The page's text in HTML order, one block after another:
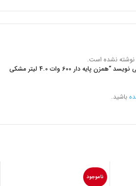
نشده است.
اولین کسی باشید که دیدگاهی می نویسد “همزن پایه دار 600 وات 4.0 لیتر مشکی
باشید.
ناموجود